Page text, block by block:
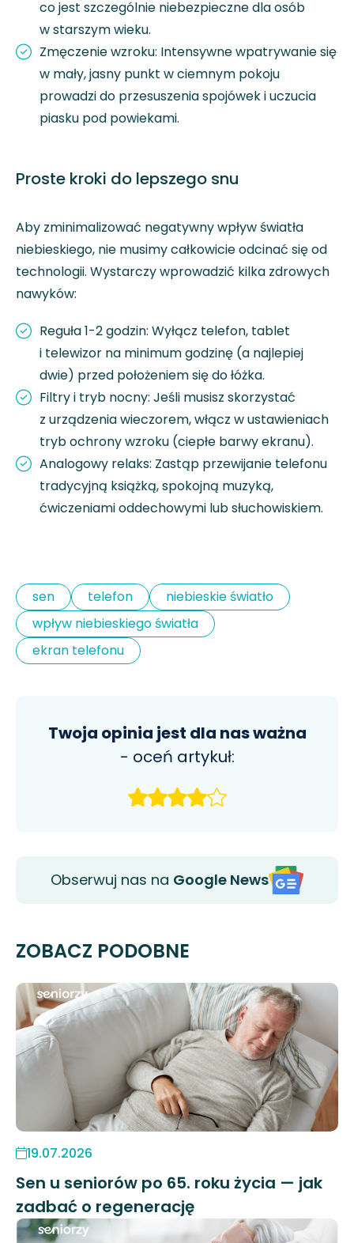
co jest szczególnie niebezpieczne dla osób
w starszym wieku.
Zmęczenie wzroku: Intensywne wpatrywanie się
w mały, jasny punkt w ciemnym pokoju
prowadzi do przesuszenia spojówek i uczucia
piasku pod powiekami.
Proste kroki do lepszego snu
Aby zminimalizować negatywny wpływ światła
niebieskiego, nie musimy całkowicie odcinać się od
technologii. Wystarczy wprowadzić kilka zdrowych
nawyków:
Reguła 1-2 godzin: Wyłącz telefon, tablet
i telewizor na minimum godzinę (a najlepiej
dwie) przed położeniem się do łóżka.
Filtry i tryb nocny: Jeśli musisz skorzystać
z urządzenia wieczorem, włącz w ustawieniach
tryb ochrony wzroku (ciepłe barwy ekranu).
Analogowy relaks: Zastąp przewijanie telefonu
tradycyjną książką, spokojną muzyką,
ćwiczeniami oddechowymi lub słuchowiskiem.
sen telefon
niebieskie światło
wpływ niebieskiego światła
ekran telefonu
Twoja opinia jest dla nas ważna
- oceń artykuł:
Obserwuj nas na Google News
ZOBACZ PODOBNE
19.07.2026
Sen u seniorów po 65. roku życia — jak
zadbać o regenerację